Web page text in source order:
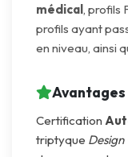
médical ,
profils ayant
en niveau, ainsi
Avantages
Certification
triptyque